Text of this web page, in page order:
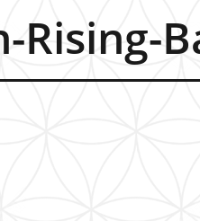
Rising-